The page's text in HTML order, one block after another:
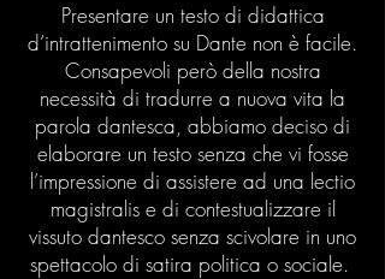
Presentare un testo di didattica
d’intrattenimento su Dante non è facile.
Consapevoli però della nostra
necessità di tradurre a nuova vita la
parola dantesca, abbiamo deciso di
elaborare un testo senza che vi fosse
l’impressione di assistere ad una lectio
magistralis e di contestualizzare il
vissuto dantesco senza scivolare in uno
spettacolo di satira politica o sociale.